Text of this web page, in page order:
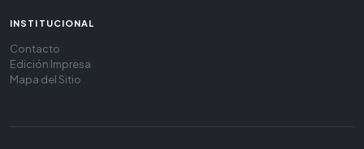
INSTITUCIONAL
Contacto
Edición Impresa
Mapa del Sitio